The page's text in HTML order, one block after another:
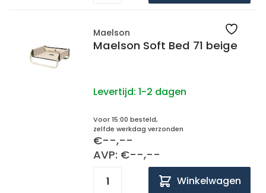
Maelson
Maelson Soft Bed 71 beige
Levertijd: 1-2 dagen
Voor 15:00 besteld,
zelfde werkdag verzonden
€--,--
AVP: €--,--
Winkelwagen